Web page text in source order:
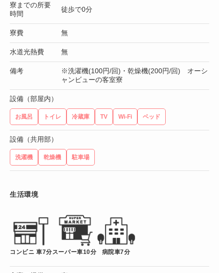
寮までの所要
時間
徒歩で0分
寮費 無
水道光熱費 無
備考
※洗濯機(100円/回)・乾燥機(200円/回) オーシ
ャンビューの客室寮
設備（部屋内）
お風呂 トイレ 冷蔵庫 TV Wi-Fi ベッド
設備（共用部）
洗濯機 乾燥機 駐車場
生活環境
コンビニ 車7分 スーパー車10分 病院車7分